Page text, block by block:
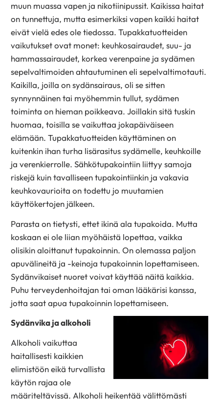
muun muassa vapen ja nikotiinipussit. Kaikissa haitat
on tunnettuja, mutta esimerkiksi vapen kaikki haitat
eivät vielä edes ole tiedossa. Tupakkatuotteiden
vaikutukset ovat monet: keuhkosairaudet, suu- ja
hammassairaudet, korkea verenpaine ja sydämen
sepelvaltimoiden ahtautuminen eli sepelvaltimotauti.
Kaikilla, joilla on sydänsairaus, oli se sitten
synnynnäinen tai myöhemmin tullut, sydämen
toiminta on hieman poikkeava. Joillakin sitä tuskin
huomaa, toisilla se vaikuttaa jokapäiväiseen
elämään. Tupakkatuotteiden käyttäminen on
kuitenkin ihan turha lisärasitus sydämelle, keuhkoille
ja verenkierrolle. Sähkötupakointiin liittyy samoja
riskejä kuin tavalliseen tupakointiinkin ja vakavia
keuhkovaurioita on todettu jo muutamien
käyttökertojen jälkeen.
Parasta on tietysti, ettet ikinä ala tupakoida. Mutta
koskaan ei ole liian myöhäistä lopettaa, vaikka
olisikin aloittanut tupakoinnin. On olemassa paljon
apuvälineitä ja -keinoja tupakoinnin lopettamiseen.
Sydänvikaiset nuoret voivat käyttää näitä kaikkia.
Puhu terveydenhoitajan tai oman lääkärisi kanssa,
jotta saat apua tupakoinnin lopettamiseen.
Sydänvika ja alkoholi
Alkoholi vaikuttaa
haitallisesti kaikkien
elimistöön eikä turvallista
käytön rajaa ole
määriteltävissä. Alkoholi heikentää välittömästi